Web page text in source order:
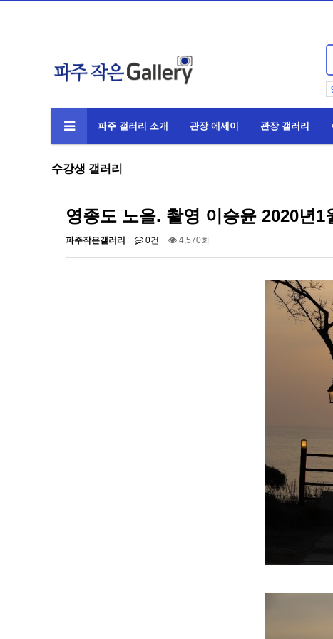
파주 갤러리 소개 관장 에세이 관장 갤러리
수강생 갤러리
영종도 노을. 촬영 이승윤 2020년1
파주작은갤러리 0건 4,570회